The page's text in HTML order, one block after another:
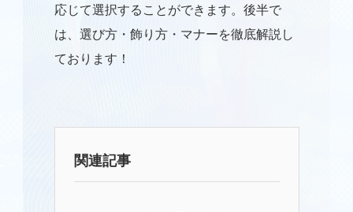
応じて選択することができます。後半で
は、選び方・飾り方・マナーを徹底解説し
ております！
関連記事